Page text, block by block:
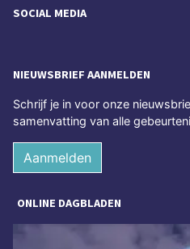
SOCIAL MEDIA
NIEUWSBRIEF AANMELDEN
Schrijf je in voor onze
samenvatting van alle
Aanmelden
ONLINE DAGBLADEN